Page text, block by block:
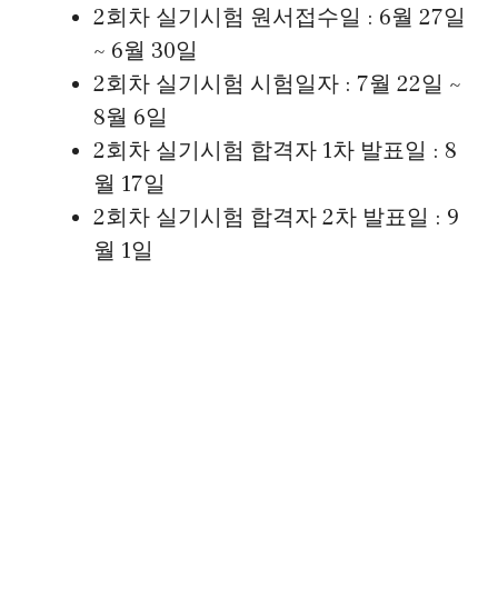
2회차 실기시험 원서접수일 : 6월 27일
~ 6월 30일
2회차 실기시험 시험일자 : 7월 22일 ~
8월 6일
2회차 실기시험 합격자 1차 발표일 : 8
월 17일
2회차 실기시험 합격자 2차 발표일 : 9
월 1일